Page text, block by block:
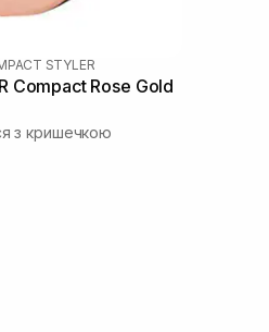
STYLER
Compact Rose Gold
з кришечкою